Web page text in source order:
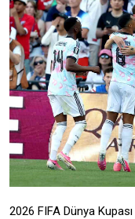
2026 FIFA Dünya